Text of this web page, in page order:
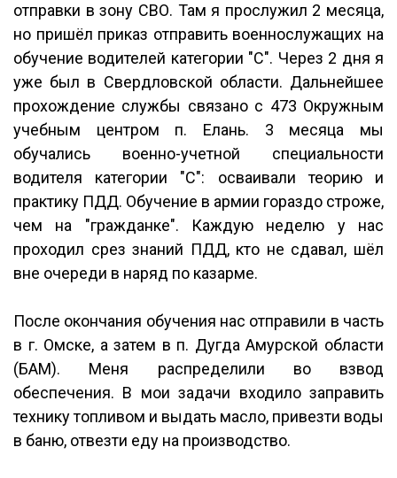
отправки в зону СВО. Там я прослужил 2 месяца,
но пришёл приказ отправить военнослужащих на
обучение водителей категории "С". Через 2 дня я
уже был в Свердловской области. Дальнейшее
прохождение службы связано с 473 Окружным
учебным центром п. Елань. 3 месяца мы
обучались военно-учетной специальности
водителя категории "С": осваивали теорию и
практику ПДД. Обучение в армии гораздо строже,
чем на "гражданке". Каждую неделю у нас
проходил срез знаний ПДД, кто не сдавал, шёл
вне очереди в наряд по казарме.
После окончания обучения нас отправили в часть
в г. Омске, а затем в п. Дугда Амурской области
(БАМ). Меня распределили во взвод
обеспечения. В мои задачи входило заправить
технику топливом и выдать масло, привезти воды
в баню, отвезти еду на производство.